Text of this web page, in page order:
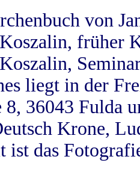
von
früher
liegt in der
8, 36043 Fulda
Krone,
ist das